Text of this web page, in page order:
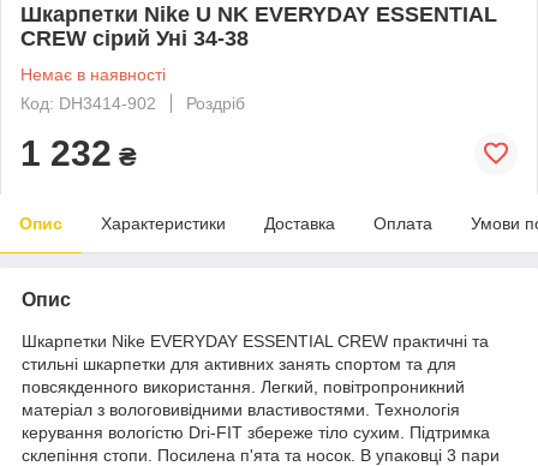
Шкарпетки Nike U NK EVERYDAY ESSENTIAL
CREW сірий Уні 34-38
Немає в наявності
Код: DH3414-902
Роздріб
1 232 ₴
Опис Характеристики Доставка Оплата Умови
Опис
Шкарпетки Nike EVERYDAY ESSENTIAL CREW практичні та
стильні шкарпетки для активних занять спортом та для
повсякденного використання. Легкий, повітропроникний
матеріал з вологовивідними властивостями. Технологія
керування вологістю Dri-FIT збереже тіло сухим. Підтримка
склепіння стопи. Посилена п'ята та носок. В упаковці 3 пари